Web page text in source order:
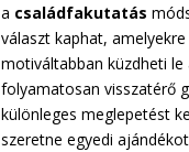
a családfakutatás
választ kaphat,
motiváltabban küzdheti
folyamatosan visszatérő
különleges meglepetést
szeretne egyedi